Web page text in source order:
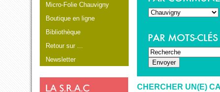
Micro-Folie Chauvigny
Boutique en ligne
Bibliothèque
Retour sur ...
Newsletter
CHERCHER UN(E)